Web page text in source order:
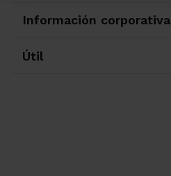
Información corporativa
Útil